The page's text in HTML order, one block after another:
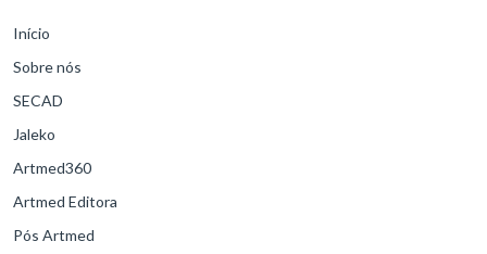
Início
Sobre nós
SECAD
Jaleko
Artmed360
Artmed Editora
Pós Artmed